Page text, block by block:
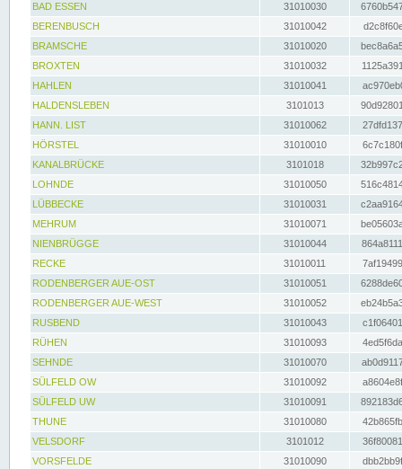
BAD ESSEN
31010030
BERENBUSCH
31010042
BRAMSCHE
31010020
BROXTEN
31010032
HAHLEN
31010041
HALDENSLEBEN
3101013
HANN. LIST
31010062
HÖRSTEL
31010010
KANALBRÜCKE
3101018
LOHNDE
31010050
LÜBBECKE
31010031
MEHRUM
31010071
NIENBRÜGGE
31010044
RECKE
31010011
RODENBERGER AUE-OST
31010051
RODENBERGER AUE-WEST
31010052
RUSBEND
31010043
RÜHEN
31010093
SEHNDE
31010070
SÜLFELD OW
31010092
SÜLFELD UW
31010091
THUNE
31010080
VELSDORF
3101012
VORSFELDE
31010090